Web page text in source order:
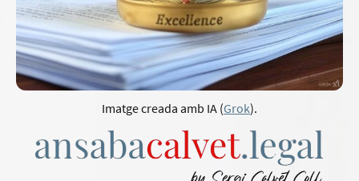
Imatge creada amb IA (Grok).